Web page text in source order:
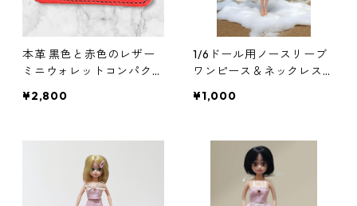
本革 黒色と赤色のレザー
ミニウォレットコンパクト
レット
¥2,800
1/6ドール用ノースリーブ
ワンピース＆ネックレスセ
ピース風
¥1,000